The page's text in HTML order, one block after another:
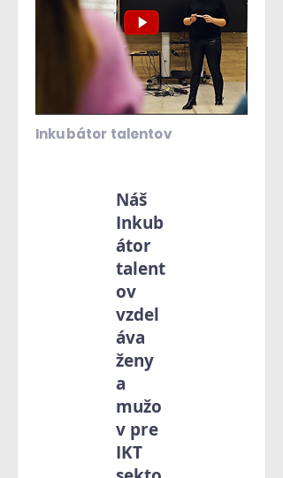
Inkubátor talentov
Náš
Inkub
átor
talent
ov
vzdel
áva
ženy
a
mužo
v pre
IKT